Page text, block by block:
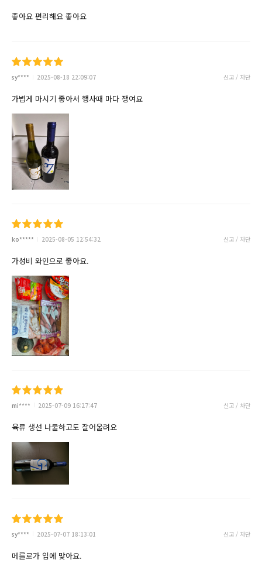
좋아요 편리해요 좋아요
sy**** 2025-08-18 22:09:07 신고 / 차단
가볍게 마시기 좋아서 행사때 마다 쟁여요
ko***** 2025-08-05 12:54:32 신고 / 차단
가성비 와인으로 좋아요.
mi**** 2025-07-09 16:27:47 신고 / 차단
육류 생선 나물하고도 잘어울려요
sy**** 2025-07-07 18:13:01 신고 / 차단
메를로가 입에 맞아요.